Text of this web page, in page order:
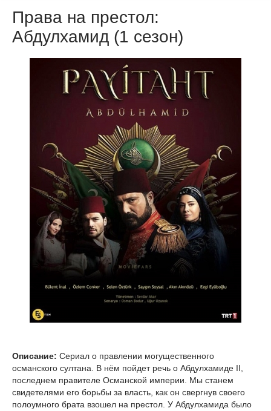
Права на престол:
Абдулхамид (1 сезон)
Описание: Сериал о правлении могущественного
османского султана. В нём пойдет речь о Абдулхамиде II,
последнем правителе Османской империи. Мы станем
свидетелями его борьбы за власть, как он свергнув своего
полоумного брата взошел на престол. У Абдулхамида было